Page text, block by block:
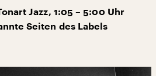
Jazz, 1:05 – 5:00 Uhr
Seiten des Labels